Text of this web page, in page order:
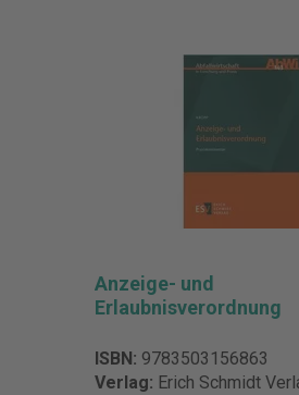
Anzeige- und
Erlaubnisverordnung
ISBN: 9783503156863
Verlag: Erich Schmidt